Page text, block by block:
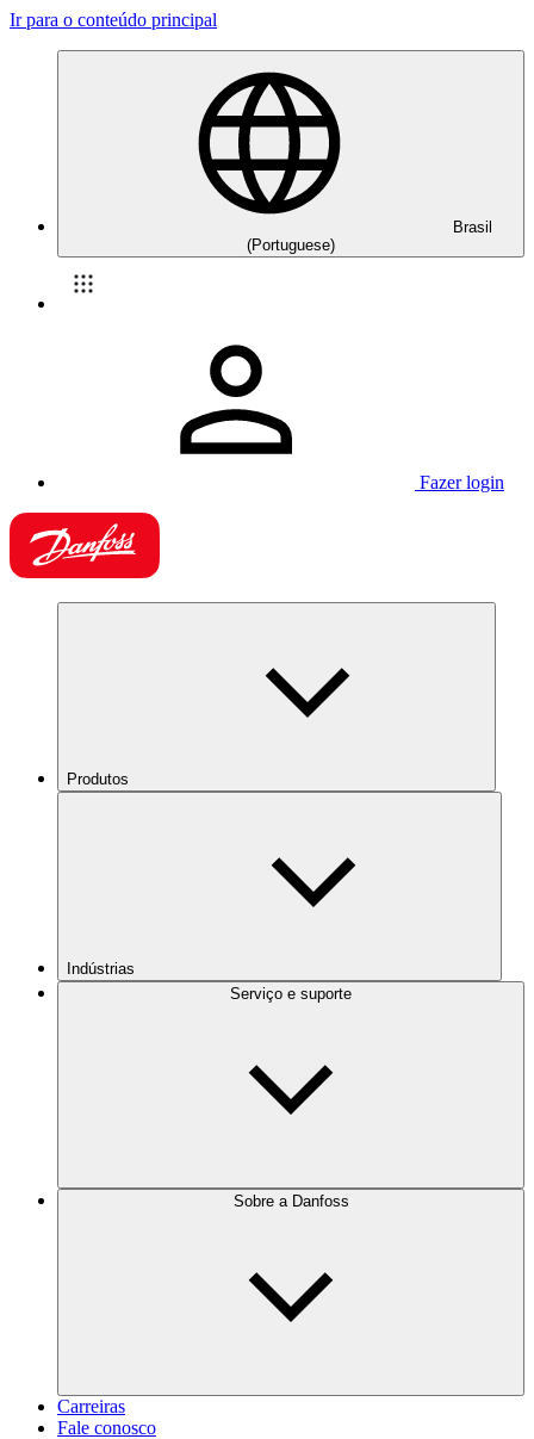
Ir para o conteúdo principal
Brasil
(Portuguese)
Fazer login
Produtos
Indústrias
Serviço e suporte
Sobre a Danfoss
Carreiras
Fale conosco